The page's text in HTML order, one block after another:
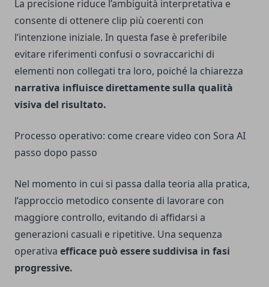
La precisione riduce l’ambiguità interpretativa e
consente di ottenere clip più coerenti con
l’intenzione iniziale. In questa fase è preferibile
evitare riferimenti confusi o sovraccarichi di
elementi non collegati tra loro, poiché la chiarezza
narrativa influisce direttamente sulla qualità
visiva del risultato.
Processo operativo: come creare video con Sora AI
passo dopo passo
Nel momento in cui si passa dalla teoria alla pratica,
l’approccio metodico consente di lavorare con
maggiore controllo, evitando di affidarsi a
generazioni casuali e ripetitive. Una sequenza
operativa efficace può essere suddivisa in fasi
progressive.